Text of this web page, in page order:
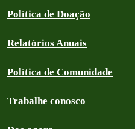
Política de Doação
Relatórios Anuais
Política de Comunidade
Trabalhe conosco